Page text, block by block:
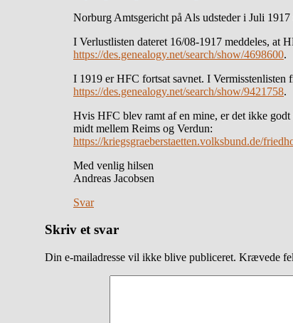
Norburg Amtsgericht på Als udsteder i Juli
I Verlustlisten dateret 16/08-1917 meddeles, at
https://des.genealogy.net/search/show/4698600.
I 1919 er HFC fortsat savnet. I
https://des.genealogy.net/search/show/9421758.
Hvis HFC blev ramt af en mine, er det ikke
midt mellem Reims og Verdun:
https://kriegsgraeberstaetten.volksbund.de/
Med venlig hilsen
Andreas Jacobsen
Svar
Skriv et svar
Din e-mailadresse vil ikke blive publiceret. Krævede